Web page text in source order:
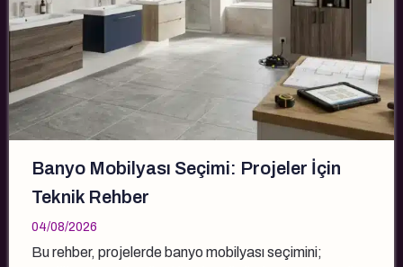
Banyo Mobilyası Seçimi: Projeler İçin
Teknik Rehber
04/08/2026
Bu rehber, projelerde banyo mobilyası seçimini;